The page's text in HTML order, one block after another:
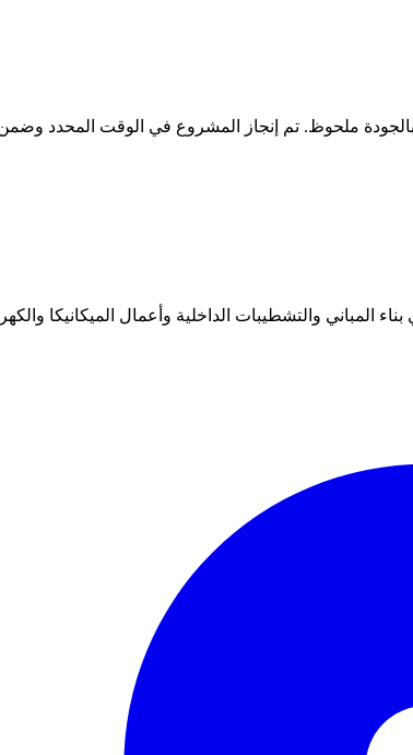
بالجودة ملحوظ. تم إنجاز المشروع في الوقت المحدد وضمن